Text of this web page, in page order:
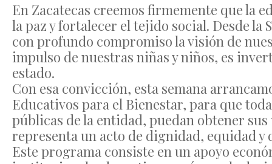
En Zacatecas creemos firmemente que la
la paz y fortalecer el tejido social. Desde la
con profundo compromiso la visión de
impulso de nuestras niñas y niños, es
estado.
Con esa convicción, esta semana
Educativos para el Bienestar, para que
públicas de la entidad, puedan obtener
representa un acto de dignidad, equidad
Este programa consiste en un apoyo